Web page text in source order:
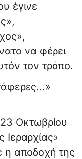
έγινε
να φέρει
τον τρόπο.
Οκτωβρίου
Ιεραρχίας»
η αποδοχή της